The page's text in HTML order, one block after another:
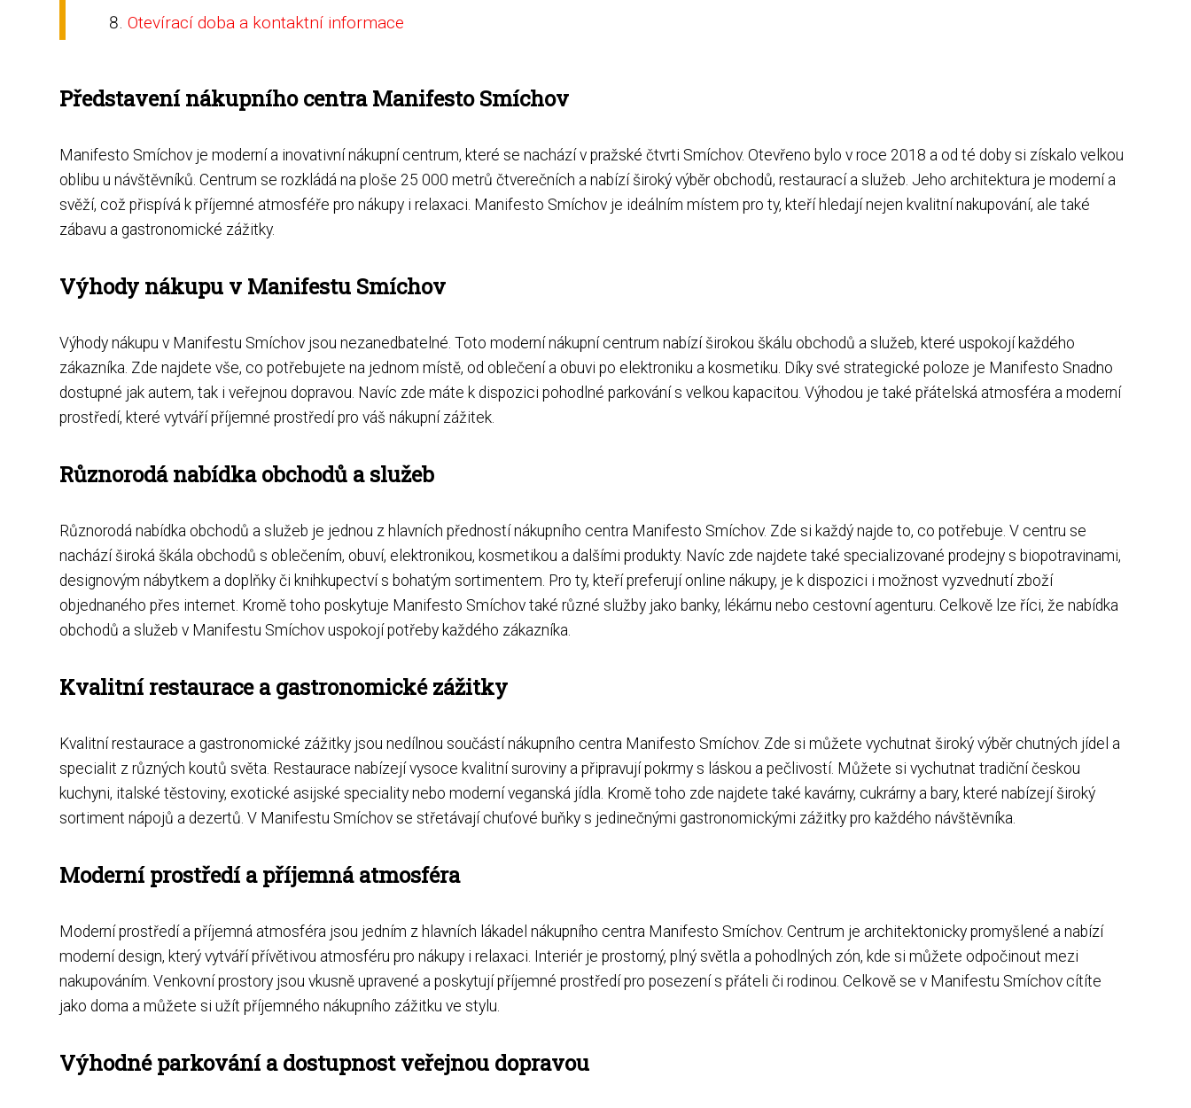
Otevírací doba a kontaktní informace
Představení nákupního centra Manifesto Smíchov
Manifesto Smíchov je moderní a inovativní nákupní centrum, které se nachází v pražské čtvrti Smíchov. Otevřeno bylo v roce 2018 a od té doby si získalo velkou
oblibu u návštěvníků. Centrum se rozkládá na ploše 25 000 metrů čtverečních a nabízí široký výběr obchodů, restaurací a služeb. Jeho architektura je moderní a
svěží, což přispívá k příjemné atmosféře pro nákupy i relaxaci. Manifesto Smíchov je ideálním místem pro ty, kteří hledají nejen kvalitní nakupování, ale také
zábavu a gastronomické zážitky.
Výhody nákupu v Manifestu Smíchov
Výhody nákupu v Manifestu Smíchov jsou nezanedbatelné. Toto moderní nákupní centrum nabízí širokou škálu obchodů a služeb, které uspokojí každého
zákazníka. Zde najdete vše, co potřebujete na jednom místě, od oblečení a obuvi po elektroniku a kosmetiku. Díky své strategické poloze je Manifesto Snadno
dostupné jak autem, tak i veřejnou dopravou. Navíc zde máte k dispozici pohodlné parkování s velkou kapacitou. Výhodou je také přátelská atmosféra a moderní
prostředí, které vytváří příjemné prostředí pro váš nákupní zážitek.
Různorodá nabídka obchodů a služeb
Různorodá nabídka obchodů a služeb je jednou z hlavních předností nákupního centra Manifesto Smíchov. Zde si každý najde to, co potřebuje. V centru se
nachází široká škála obchodů s oblečením, obuví, elektronikou, kosmetikou a dalšími produkty. Navíc zde najdete také specializované prodejny s biopotravinami,
designovým nábytkem a doplňky či knihkupectví s bohatým sortimentem. Pro ty, kteří preferují online nákupy, je k dispozici i možnost vyzvednutí zboží
objednaného přes internet. Kromě toho poskytuje Manifesto Smíchov také různé služby jako banky, lékárnu nebo cestovní agenturu. Celkově lze říci, že nabídka
obchodů a služeb v Manifestu Smíchov uspokojí potřeby každého zákazníka.
Kvalitní restaurace a gastronomické zážitky
Kvalitní restaurace a gastronomické zážitky jsou nedílnou součástí nákupního centra Manifesto Smíchov. Zde si můžete vychutnat široký výběr chutných jídel a
specialit z různých koutů světa. Restaurace nabízejí vysoce kvalitní suroviny a připravují pokrmy s láskou a pečlivostí. Můžete si vychutnat tradiční českou
kuchyni, italské těstoviny, exotické asijské speciality nebo moderní veganská jídla. Kromě toho zde najdete také kavárny, cukrárny a bary, které nabízejí široký
sortiment nápojů a dezertů. V Manifestu Smíchov se střetávají chuťové buňky s jedinečnými gastronomickými zážitky pro každého návštěvníka.
Moderní prostředí a příjemná atmosféra
Moderní prostředí a příjemná atmosféra jsou jedním z hlavních lákadel nákupního centra Manifesto Smíchov. Centrum je architektonicky promyšlené a nabízí
moderní design, který vytváří přívětivou atmosféru pro nákupy i relaxaci. Interiér je prostorný, plný světla a pohodlných zón, kde si můžete odpočinout mezi
nakupováním. Venkovní prostory jsou vkusně upravené a poskytují příjemné prostředí pro posezení s přáteli či rodinou. Celkově se v Manifestu Smíchov cítíte
jako doma a můžete si užít příjemného nákupního zážitku ve stylu.
Výhodné parkování a dostupnost veřejnou dopravou